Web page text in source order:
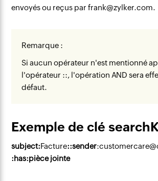
envoyés ou reçus par frank@zylker.com.
Remarque :
Si aucun opérateur n'est mentionné
l'opérateur ::, l'opération AND sera
défaut.
Exemple de clé
subject:Facture::sender:
:has:pièce jointe